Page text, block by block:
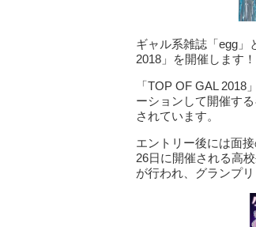
ギャル系雑誌「egg」
2018」を開催します！
「TOP OF GAL
ーションして開催す
されています。
エントリー後には面
26日に開催される高
が行われ、グランプ